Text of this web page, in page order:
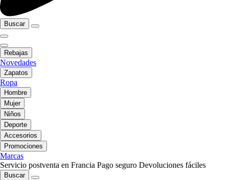
Buscar
Rebajas
Novedades
Zapatos
Ropa
Hombre
Mujer
Niños
Deporte
Accesorios
Promociones
Marcas
Servicio postventa en Francia Pago seguro Devoluciones fáciles
Buscar